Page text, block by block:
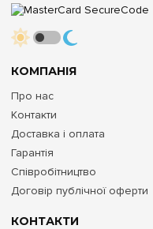
КОНТАКТИ
КОМПАНІЯ
Про нас
Контакти
Доставка і оплата
Гарантія
Співробітництво
Договір публічної оферти